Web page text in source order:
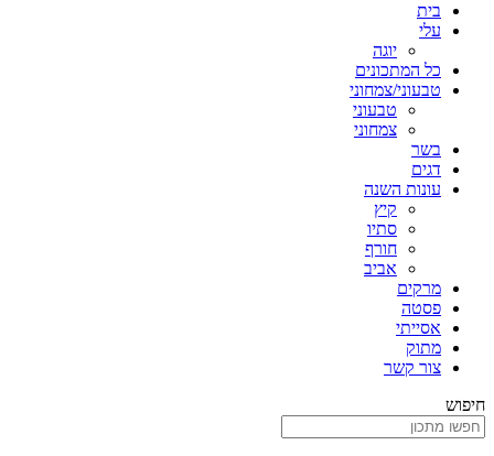
בית
עלי
יוגה
כל המתכונים
טבעוני/צמחוני
טבעוני
צמחוני
בשר
דגים
עונות השנה
קיץ
סתיו
חורף
אביב
מרקים
פסטה
אסייתי
מתוק
צור קשר
חיפוש